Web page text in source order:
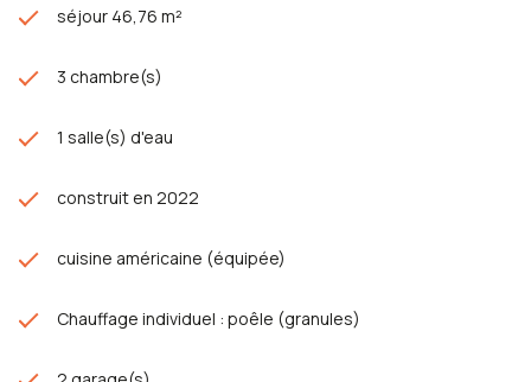
séjour 46,76 m²
3 chambre(s)
1 salle(s) d'eau
construit en 2022
cuisine américaine (équipée)
Chauffage individuel : poêle (granules)